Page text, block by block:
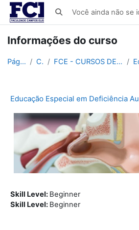
Ir para o conteúdo principal
Alternar entrada de
Você ainda não se
Informações do curso
Página inicial Cursos FCE - CURSOS DE APERFEIÇOAMENTOS - 180h
Educação Especial em Deficiência
Skill Level: Beginner
Skill Level: Beginner